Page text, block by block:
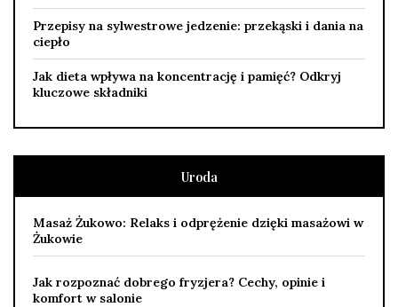
Przepisy na sylwestrowe jedzenie: przekąski i dania na
ciepło
Jak dieta wpływa na koncentrację i pamięć? Odkryj
kluczowe składniki
Uroda
Masaż Żukowo: Relaks i odprężenie dzięki masażowi w
Żukowie
Jak rozpoznać dobrego fryzjera? Cechy, opinie i
komfort w salonie